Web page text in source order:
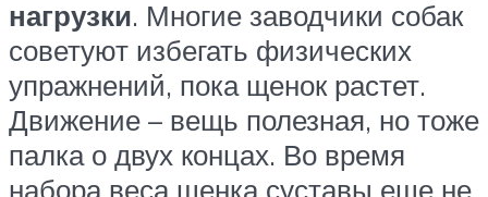
нагрузки. Многие заводчики собак
советуют избегать физических
упражнений, пока щенок растет.
Движение – вещь полезная, но тоже
палка о двух концах. Во время
набора веса щенка суставы еще не